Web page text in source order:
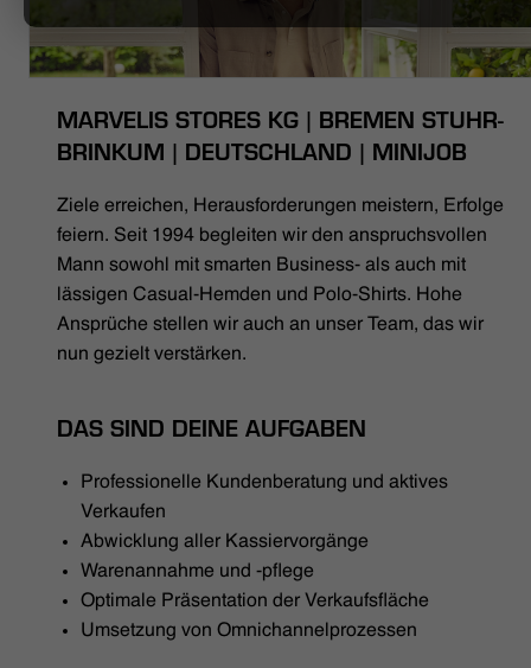
STELLENANGEBOTE
NACHHALTIGKEIT
MARVELIS STORES KG | BREMEN STUHR-
BRINKUM | DEUTSCHLAND | MINIJOB
Ziele erreichen, Herausforderungen meistern, Erfolge
feiern. Seit 1994 begleiten wir den anspruchsvollen
Mann sowohl mit smarten Business- als auch mit
lässigen Casual-Hemden und Polo-Shirts. Hohe
Ansprüche stellen wir auch an unser Team, das wir
nun gezielt verstärken.
DAS SIND DEINE AUFGABEN
Professionelle Kundenberatung und aktives
Verkaufen
Abwicklung aller Kassiervorgänge
Warenannahme und -pflege
Optimale Präsentation der Verkaufsfläche
Umsetzung von Omnichannelprozessen